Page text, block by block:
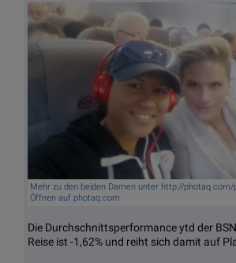
Mehr zu den beiden Damen unter http://
Öffnen auf photaq.com
Die Durchschnittsperformance ytd der
Reise ist -1,62% und reiht sich damit auf